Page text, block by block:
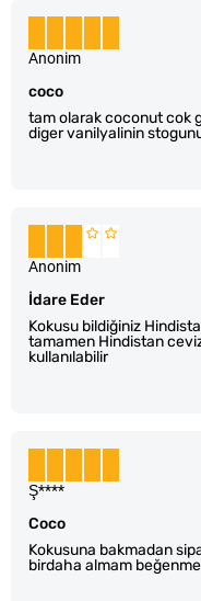
coco
tam olarak coconut cok
diger vanilyalinin
Anonim
İdare Eder
Kokusu bildiğiniz
tamamen Hindistan
kullanılabilir
Anonim
Coco
Kokusuna bakmadan
birdaha almam
Ş****